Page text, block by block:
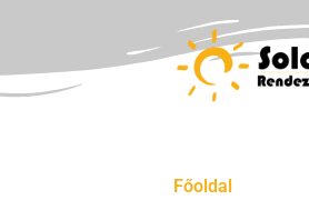
Főoldal